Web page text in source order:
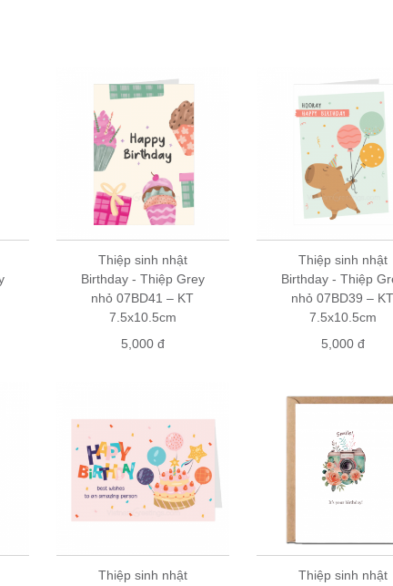
Grey có bán tại hầu hết các nhà sách lớn và cửa hàng quà
và hỏi mua
thiệp Grey.
số điện thoại 0904147007 (zalo/viber)
Thiệp sinh nhật
Birthday - Thiệp Grey
nhỏ 07BD41 – KT
7.5x10.5cm
5,000 đ
Thiệp sinh nhật
Thiệp sinh nhật
Birthday - Thiệp
nhỏ 07BD39 – KT
7.5x10.5cm
5,000 đ
Thiệp sinh nhật